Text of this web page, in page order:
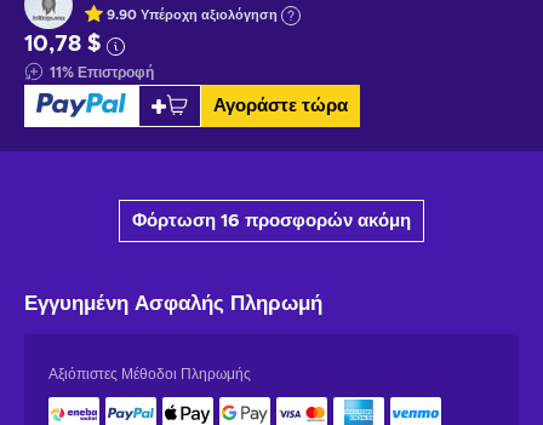
9.90 Υπέροχη αξιολόγηση
10,78 $
11% Επιστροφή
Αγοράστε τώρα
Φόρτωση 16 προσφορών ακόμη
Εγγυημένη Ασφαλής Πληρωμή
Αξιόπιστες Μέθοδοι Πληρωμής